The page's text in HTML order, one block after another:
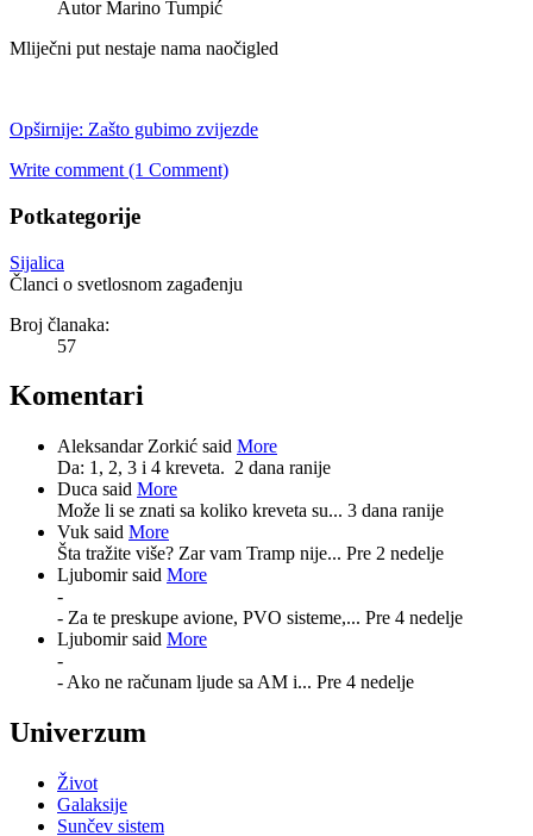
Autor Marino Tumpić
Mliječni put nestaje nama naočigled
Opširnije: Zašto gubimo zvijezde
Write comment (1 Comment)
Potkategorije
Sijalica
Članci o svetlosnom zagađenju
Broj članaka:
57
Komentari
Aleksandar Zorkić said More
Da: 1, 2, 3 i 4 kreveta. 2 dana ranije
Duca said More
Može li se znati sa koliko kreveta su... 3 dana ranije
Vuk said More
Šta tražite više? Zar vam Tramp nije... Pre 2 nedelje
Ljubomir said More
-
- Za te preskupe avione, PVO sisteme,... Pre 4 nedelje
Ljubomir said More
-
- Ako ne računam ljude sa AM i... Pre 4 nedelje
Univerzum
Život
Galaksije
Sunčev sistem